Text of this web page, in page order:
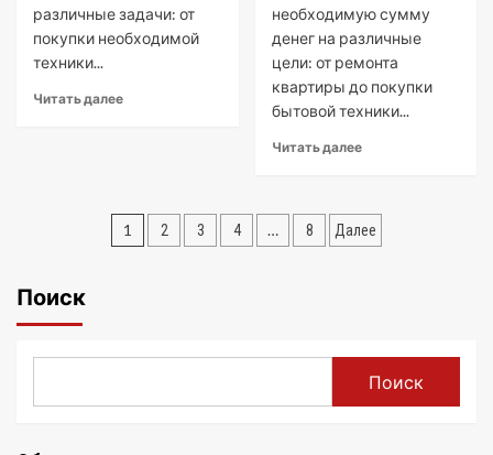
различные задачи: от
покупки необходимой
техники...
Читать далее
необходимую сумму
денег на различные
цели: от ремонта
квартиры до покупки
бытовой техники...
Читать далее
Пагинация
1 2 3 4 … 8 Далее
Поиск
Поиск